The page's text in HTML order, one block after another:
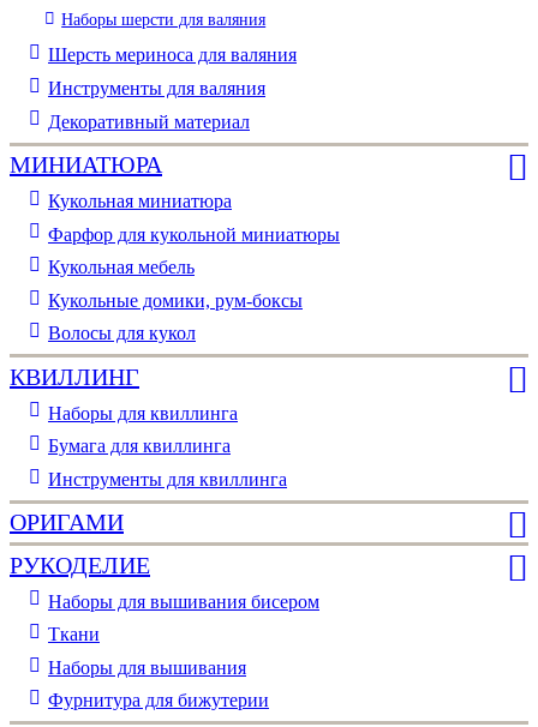
Наборы шерсти для валяния
Шерсть мериноса для валяния
Инструменты для валяния
Декоративный материал
МИНИАТЮРА
Кукольная миниатюра
Фарфор для кукольной миниатюры
Кукольная мебель
Кукольные домики, рум-боксы
Волосы для кукол
КВИЛЛИНГ
Наборы для квиллинга
Бумага для квиллинга
Инструменты для квиллинга
ОРИГАМИ
РУКОДЕЛИЕ
Наборы для вышивания бисером
Ткани
Наборы для вышивания
Фурнитура для бижутерии